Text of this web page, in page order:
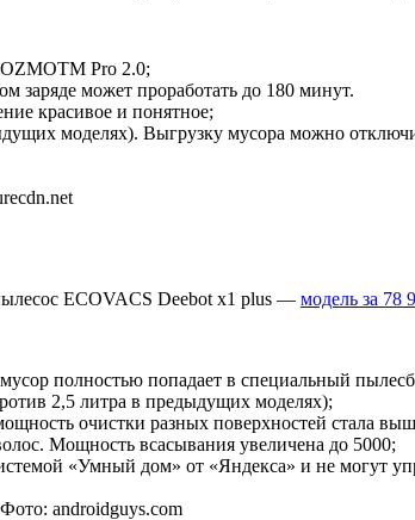
Pro 2.0;
заряде может проработать до 180 минут.
красивое и понятное;
моделях). Выгрузку мусора можно
ECOVACS Deebot x1 plus — модель за 78
полностью попадает в специальный
2,5 литра в предыдущих моделях);
очистки разных поверхностей стала
Мощность всасывания увеличена до 5000;
«Умный дом» от «Яндекса» и не могут
androidguys.com